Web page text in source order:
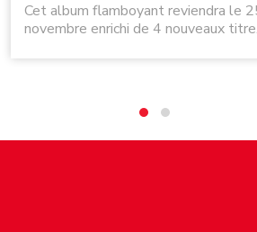
Cet album flamboyant reviendra le
novembre enrichi de 4 nouveaux